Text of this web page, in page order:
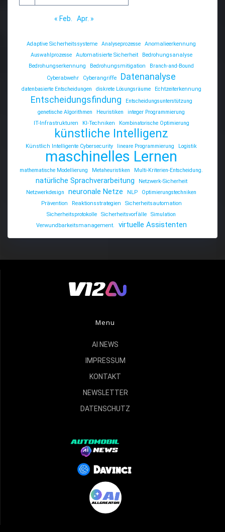
« Feb. Apr. »
Adaptive Sicherheitssysteme Analyseprozesse
Anomalieerkennung
Auswahlprozesse
Automatisierte Sicherheit
Bedrohungsanalyse
Bedrohungserkennung
Bedrohungsmitigation
Branch-and-Bound
Cyberabwehr
Cyberangriffe Datenanalyse
datenbasierte Entscheidungen diskrete Lösungsräume Echtzeiterkennung
Entscheidungsfindung
Entscheidungsunterstützung
genetische Algorithmen
Heuristiken
integer Programmierung
IT-Infrastrukturen
KI-Techniken Kombinatorische Optimierung
künstliche Intelligenz
Künstlich Intelligente Cybersecurity lineare Programmierung Logistik
maschinelles Lernen
mathematische Modellierung Metaheuristiken Multi-Kriterien-Entscheidung.
natürliche Sprachverarbeitung
Netzwerk-Sicherheit
Netzwerkdesign
neuronale Netze NLP
Optimierungstechniken
Prävention
Reaktionsstrategien
Sicherheitsautomation
Sicherheitsprotokolle
Sicherheitsvorfälle
Simulation
Verwundbarkeitsmanagement.
virtuelle Assistenten
Menu
AI NEWS
IMPRESSUM
KONTAKT
NEWSLETTER
DATENSCHUTZ